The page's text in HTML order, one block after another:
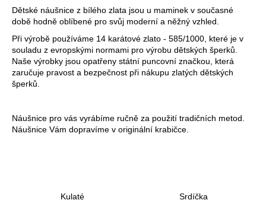
Dětské náušnice z bílého zlata jsou u maminek v současné
době hodně oblíbené pro svůj moderní a něžný vzhled.
Při výrobě používáme 14 karátové zlato - 585/1000, které je v
souladu z evropskými normami pro výrobu dětských šperků.
Naše výrobky jsou opatřeny státní puncovní značkou, která
zaručuje pravost a bezpečnost při nákupu zlatých dětských
šperků.
Náušnice pro vás vyrábíme ručně za použití tradičních metod.
Náušnice Vám dopravíme v originální krabičce.
Kulaté Srdíčka
t
ř
e
b
u
j
t
e